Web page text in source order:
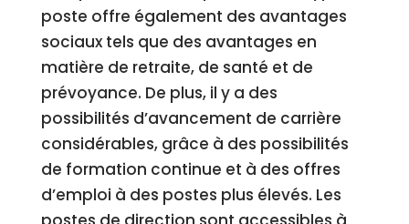
poste offre également des avantages
sociaux tels que des avantages en
matière de retraite, de santé et de
prévoyance. De plus, il y a des
possibilités d’avancement de carrière
considérables, grâce à des possibilités
de formation continue et à des offres
d’emploi à des postes plus élevés. Les